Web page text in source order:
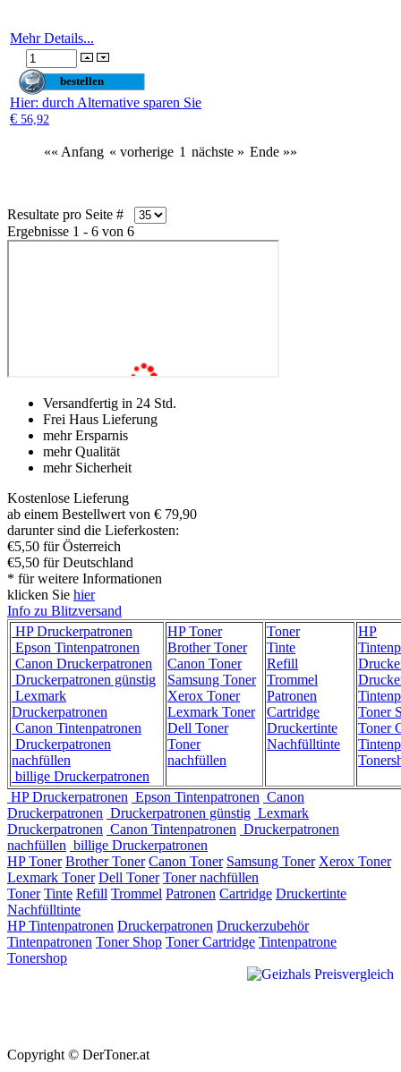
Mehr Details...
Hier: durch Alternative sparen Sie
€ 56,92
«« Anfang « vorherige 1 nächste » Ende »»
Resultate pro Seite #
Ergebnisse 1 - 6 von 6
Versandfertig in 24 Std.
Frei Haus Lieferung
mehr Ersparnis
mehr Qualität
mehr Sicherheit
Kostenlose Lieferung
ab einem Bestellwert von € 79,90
darunter sind die Lieferkosten:
€5,50 für Österreich
€5,50 für Deutschland
* für weitere Informationen
klicken Sie hier
Info zu Blitzversand
HP Druckerpatronen
Epson Tintenpatronen
Canon Druckerpatronen
Druckerpatronen günstig
Lexmark
Druckerpatronen
Canon Tintenpatronen
Druckerpatronen
nachfüllen
billige Druckerpatronen
HP Toner
Brother Toner
Canon Toner
Samsung Toner
Xerox Toner
Lexmark Toner
Dell Toner
Toner
nachfüllen
Toner
Tinte
Refill
Trommel
Patronen
Cartridge
Druckertinte
Nachfülltinte
HP
Toner
Toner
HP Druckerpatronen Epson Tintenpatronen Canon
Druckerpatronen Druckerpatronen günstig Lexmark
Druckerpatronen Canon Tintenpatronen Druckerpatronen
nachfüllen billige Druckerpatronen
HP Toner Brother Toner Canon Toner Samsung Toner Xerox Toner
Lexmark Toner Dell Toner Toner nachfüllen
Toner Tinte Refill Trommel Patronen Cartridge Druckertinte
Nachfülltinte
HP Tintenpatronen Druckerpatronen Druckerzubehör
Tintenpatronen Toner Shop Toner Cartridge Tintenpatrone
Tonershop
Copyright © DerToner.at